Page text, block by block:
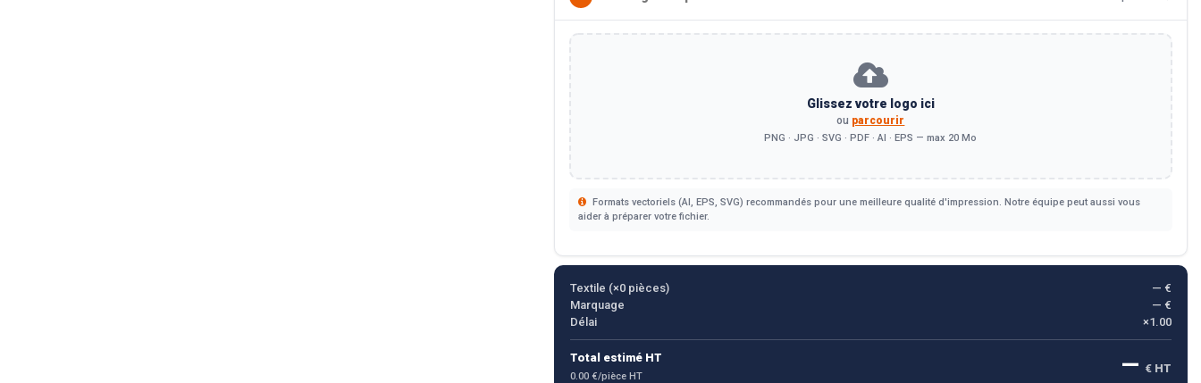
Glissez votre logo ici
ou parcourir
PNG · JPG · SVG · PDF · AI · EPS — max 20 Mo
Formats vectoriels (AI, EPS, SVG) recommandés pour une meilleure qualité d'impression. Notre équipe peut aussi vous
aider à préparer votre fichier.
Textile (×0pièces)
— €
Marquage
— €
Délai
×1.00
Total estimé HT
0.00 €/pièce HT — € HT